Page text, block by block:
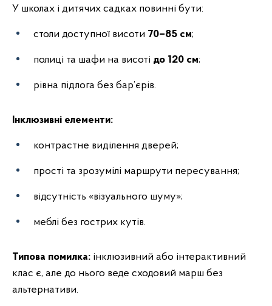
У школах і дитячих садках повинні бути:
столи доступної висоти 70–85 см;
полиці та шафи на висоті до 120 см;
рівна підлога без бар’єрів.
Інклюзивні елементи:
контрастне виділення дверей;
прості та зрозумілі маршрути пересування;
відсутність «візуального шуму»;
меблі без гострих кутів.
Типова помилка: інклюзивний або інтерактивний
клас є, але до нього веде сходовий марш без
альтернативи.